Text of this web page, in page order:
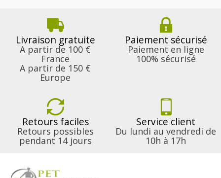
Livraison gratuite
A partir de 100 €
France
A partir de 150 €
Europe
Paiement sécurisé
Paiement en ligne
100% sécurisé
Retours faciles
Retours possibles
pendant 14 jours
Service client
Du lundi au vendredi de
10h à 17h